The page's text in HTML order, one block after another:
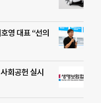
영 대표 “선의
회공헌 실시